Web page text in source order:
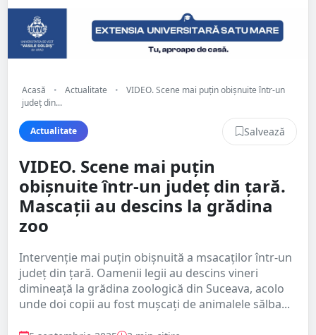
Acasă • Actualitate •
VIDEO. Scene mai puțin obișnuite într-un
județ din...
Actualitate Salvează
VIDEO. Scene mai puțin
obișnuite într-un județ din țară.
Mascații au descins la grădina
zoo
Intervenție mai puțin obișnuită a msacaților într-un
județ din țară. Oamenii legii au descins vineri
dimineață la grădina zoologică din Suceava, acolo
unde doi copii au fost mușcați de animalele sălba...